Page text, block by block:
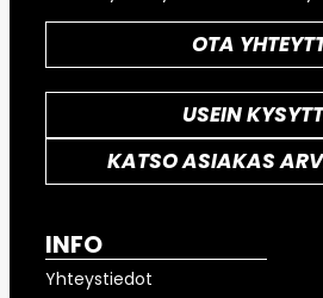
OTA
USEIN
KATSO ASIAKAS
INFO
Yhteystiedot